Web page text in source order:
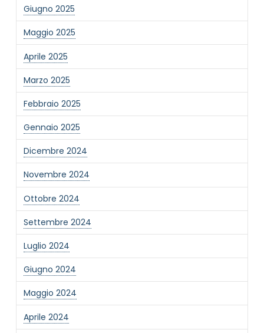
Giugno 2025
Maggio 2025
Aprile 2025
Marzo 2025
Febbraio 2025
Gennaio 2025
Dicembre 2024
Novembre 2024
Ottobre 2024
Settembre 2024
Luglio 2024
Giugno 2024
Maggio 2024
Aprile 2024
NOME STRUTTURA*
MAIL REFERENTE*
MOTIVO DEL CONTATTO*
Informativa Privacy
Ho preso visione dell'informativa privacy
Privacy Policy completa